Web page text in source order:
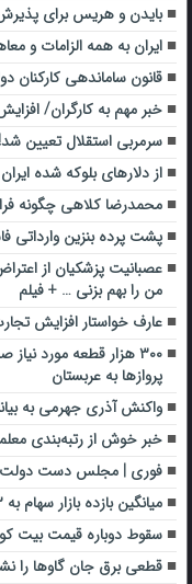
بایدن و هریس برای
ایران به همه الزامات و
قانون ساماندهی کارکنان
خبر مهم به کارگران/ افزایش ۳۸ + ۲۲ درصدی حقوق کارگران خبرساز
سرمربی استقلال تعیین شد!
از دلارهای بلوکه شده
محمدرضا کلاهی چگونه
پشت پرده بنزین
عصبانیت پزشکیان از
من را بهم بزنی … + فیلم
عارف خواستار افزایش تجارت ایران و
۳۰۰ هزار قطعه مورد
پروازها به عربستان
واکنش آذری جهرمی به
خبر خوش از رتبه‌بندی معلمان
فوری | مجلس دست دولت
میانگین بازده بازار سهام به ۵٫۳ درصد رسید
سقوط دوباره قیمت بیت‌
قطعی برق جان گاوها را